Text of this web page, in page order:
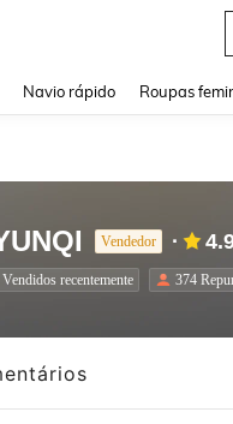
Navio rápido Roupas
Vendedor
recentemente 374